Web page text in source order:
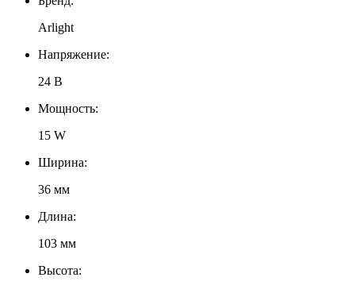
Arlight
Напряжение:
24 В
Мощность:
15 W
Ширина:
36 мм
Длина:
103 мм
Высота: